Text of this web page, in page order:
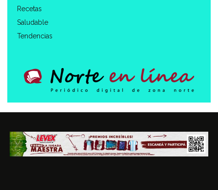
Recetas
Saludable
Tendencias